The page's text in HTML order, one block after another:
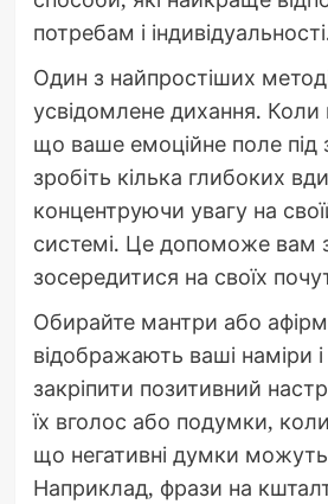
потребам і
Один з найпростіших
усвідомлене дихання. Коли
що ваше емоційне поле під
зробіть кілька глибоких
концентруючи увагу на
системі. Це допоможе вам
зосередитися на своїх
Обирайте мантри або
відображають ваші наміри
закріпити позитивний
їх вголос або подумки,
що негативні думки
Наприклад, фрази на кшталт